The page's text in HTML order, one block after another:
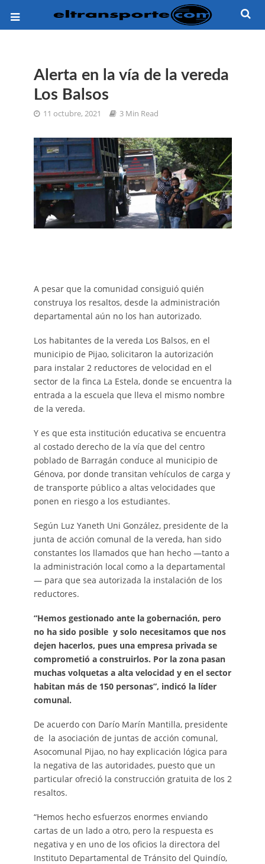
Alerta en la vía de la vereda
Los Balsos
11 octubre, 2021 3 Min Read
A pesar que la comunidad consiguió quién
construya los resaltos, desde la administración
departamental aún no los han autorizado.
Los habitantes de la vereda Los Balsos, en el
municipio de Pijao, solicitaron la autorización
para instalar 2 reductores de velocidad en el
sector de la finca La Estela, donde se encuentra la
entrada a la escuela que lleva el mismo nombre
de la vereda.
Y es que esta institución educativa se encuentra
al costado derecho de la vía que del centro
poblado de Barragán conduce al municipio de
Génova, por donde transitan vehículos de carga y
de transporte público a altas velocidades que
ponen en riesgo a los estudiantes.
Según Luz Yaneth Uni González, presidente de la
junta de acción comunal de la vereda, han sido
constantes los llamados que han hecho —tanto a
la administración local como a la departamental
— para que sea autorizada la instalación de los
reductores.
“Hemos gestionado ante la gobernación, pero
no ha sido posible y solo necesitamos que nos
dejen hacerlos, pues una empresa privada se
comprometió a construirlos. Por la zona pasan
muchas volquetas a alta velocidad y en el sector
habitan más de 150 personas”, indicó la líder
comunal.
De acuerdo con Darío Marín Mantilla, presidente
de la asociación de juntas de acción comunal,
Asocomunal Pijao, no hay explicación lógica para
la negativa de las autoridades, puesto que un
particular ofreció la construcción gratuita de los 2
resaltos.
“Hemos hecho esfuerzos enormes enviando
cartas de un lado a otro, pero la respuesta es
negativa y en uno de los oficios la directora del
Instituto Departamental de Tránsito del Quindío,